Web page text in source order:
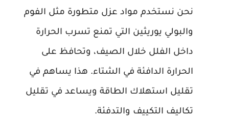
نحن نستخدم مواد عزل متطورة مثل الفوم
والبولي يوريثين التي تمنع تسرب الحرارة
داخل الفلل خلال الصيف، وتحافظ على
الحرارة الدافئة في الشتاء. هذا يساهم في
تقليل استهلاك الطاقة ويساعد في تقليل
تكاليف التكييف والتدفئة.